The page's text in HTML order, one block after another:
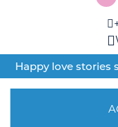
Happy love stories